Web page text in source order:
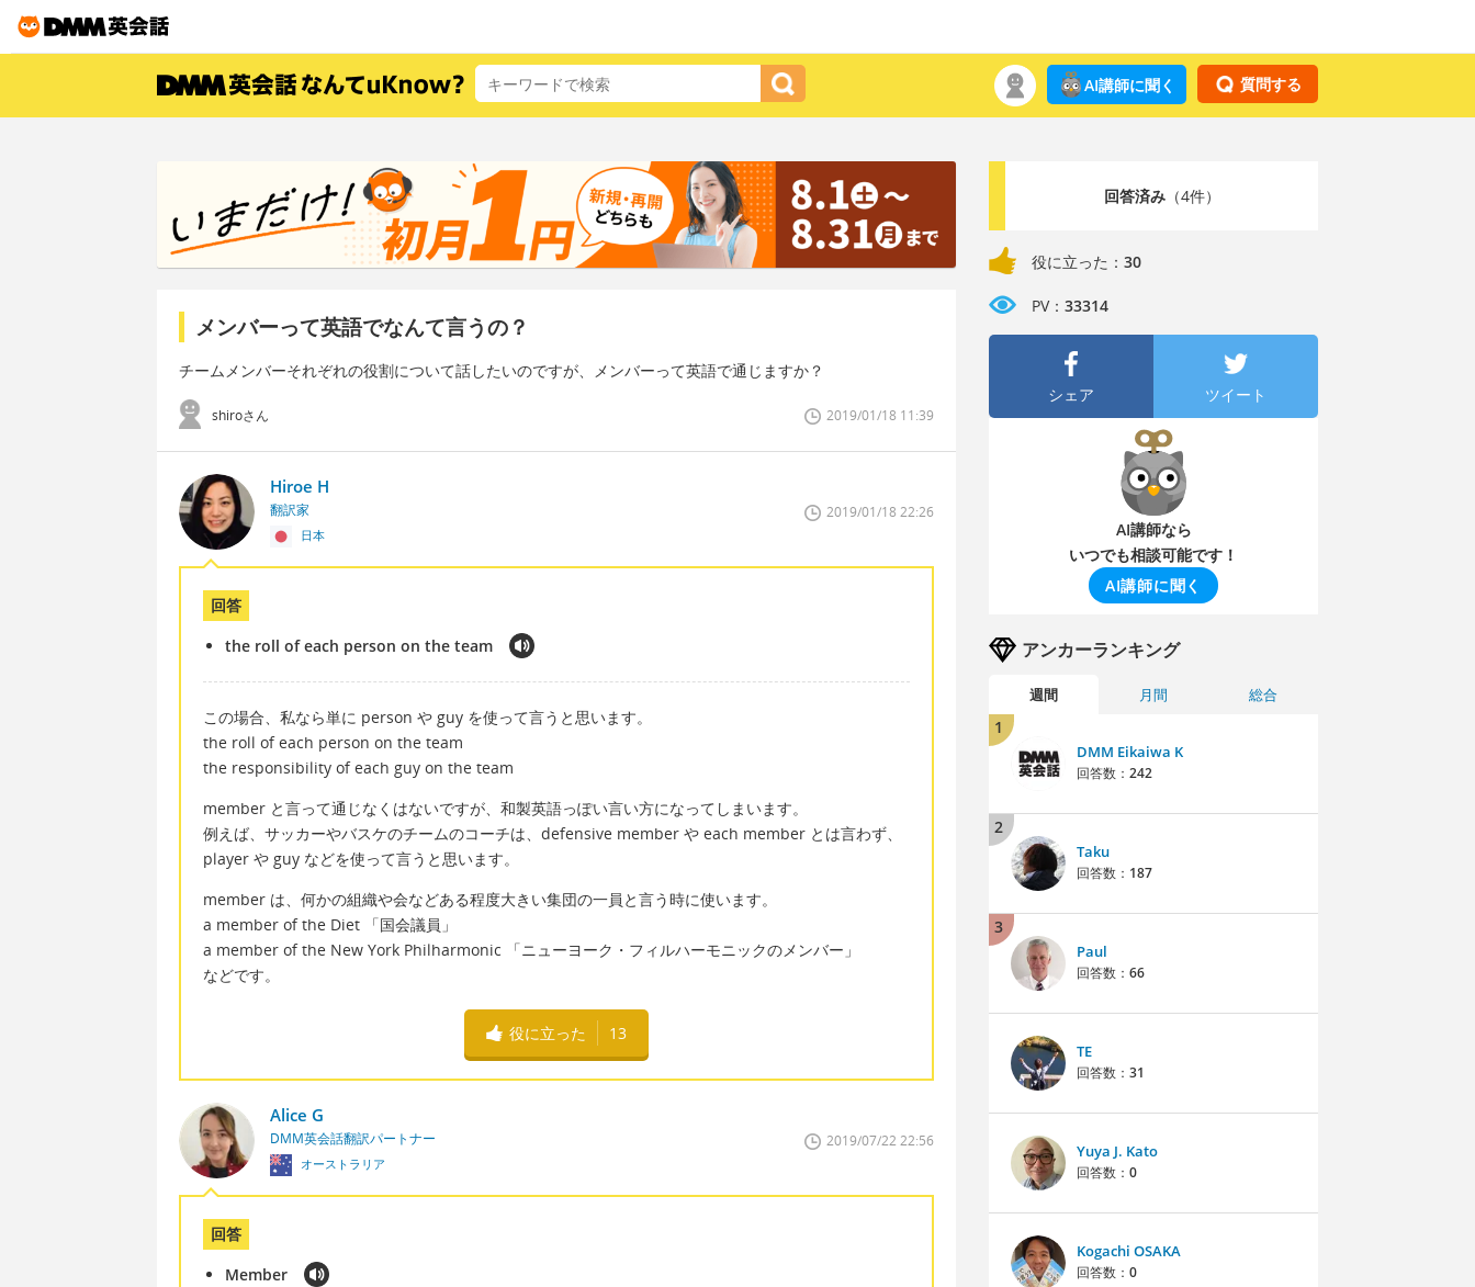
質問する
AI講師に聞く
メンバーって英語でなんて言うの？
チームメンバーそれぞれの役割について話したいのですが、メンバーって英語で通じますか？
shiroさん 2019/01/18 11:39
Hiroe H
翻訳家
日本
2019/01/18 22:26
回答
the roll of each person on the team
この場合、私なら単に person や guy を使って言うと思います。
the roll of each person on the team
the responsibility of each guy on the team
member と言って通じなくはないですが、和製英語っぽい言い方になってしまいます。
例えば、サッカーやバスケのチームのコーチは、defensive member や each member とは言わず、
player や guy などを使って言うと思います。
member は、何かの組織や会などある程度大きい集団の一員と言う時に使います。
a member of the Diet 「国会議員」
a member of the New York Philharmonic 「ニューヨーク・フィルハーモニックのメンバー」
などです。
役に立った 13
Alice G
DMM英会話翻訳パートナー
オーストラリア
2019/07/22 22:56
回答
Member
回答済み（4件）
役に立った： 30
PV： 33314
シェア ツイート
AI講師なら
いつでも相談可能です！
AI講師に聞く
アンカーランキング
週間 月間 総合
1
DMM Eikaiwa K
回答数： 242
2
Taku
回答数： 187
3
Paul
回答数： 66
TE
回答数： 31
Yuya J. Kato
回答数： 0
Kogachi OSAKA
回答数： 0